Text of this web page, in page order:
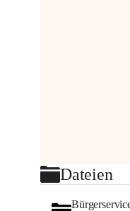
Dateien